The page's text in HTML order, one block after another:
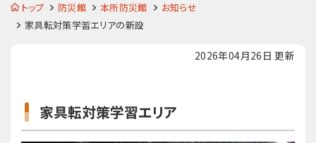
各施設のご案内
よくあるご質問
トップ 防災館 本所防災館
お知らせ
家具転対策学習エリアの新設
2026年04月26日 更新
家具転対策学習エリア